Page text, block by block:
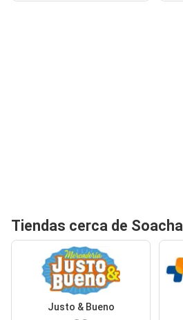
Tiendas cerca de Soacha
Justo & Bueno